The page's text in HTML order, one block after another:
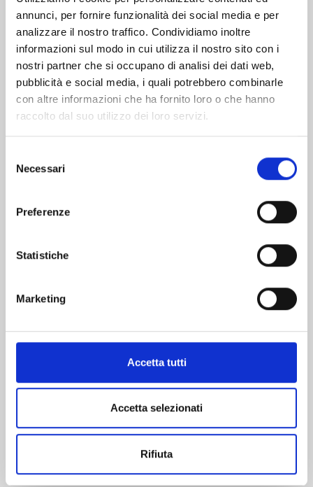
annunci, per fornire funzionalità dei social media e per
analizzare il nostro traffico. Condividiamo inoltre
informazioni sul modo in cui utilizza il nostro sito con i
nostri partner che si occupano di analisi dei dati web,
pubblicità e social media, i quali potrebbero combinarle
con altre informazioni che ha fornito loro o che hanno
raccolto dal suo utilizzo dei loro servizi.
delNecessari
Preferenze
Statistiche
Marketing
Accetta tutti
Accetta selezionati
Rifiuta
Altri volumi della serie
MERMAID MELODY - PICHI PICHI PITCH n. 3
€ 12,00
Mostra tutto